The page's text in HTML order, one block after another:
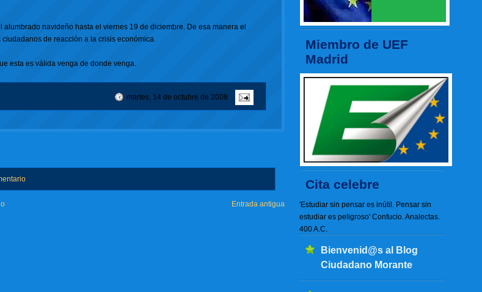
Miembro de UEF
Madrid
Cita celebre
'Estudiar sin pensar es inútil. Pensar sin
estudiar es peligroso' Confucio. Analectas.
400 A.C.
Bienvenid@s al Blog
Ciudadano Morante
navideño hasta el viernes 19 de diciembre. De esa manera el
de reacción a la crisis económica.
esta es válida venga de donde venga.
martes, 14 de octubre de 2008
Entrada antigua